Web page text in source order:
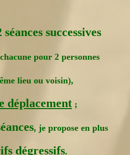
successives
pour 2 personnes
lieu ou voisin),
déplacement ;
, je propose en plus
dégressifs.